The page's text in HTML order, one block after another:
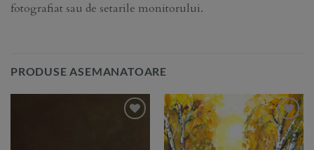
fotografiat sau de setarile monitorului.
PRODUSE ASEMANATOARE
Add to
Wishlist